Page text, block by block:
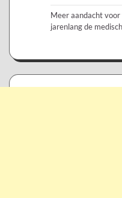
Meer aandacht voor
jarenlang de